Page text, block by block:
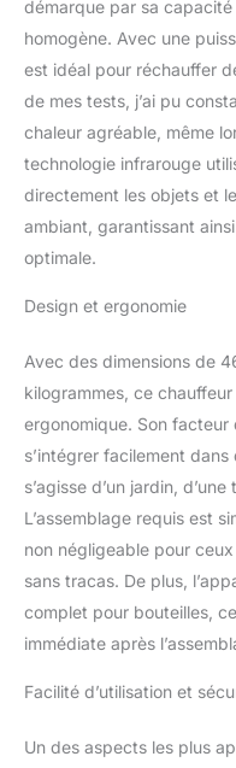
démarque par sa
homogène. Avec une
est idéal pour réchauffer
de mes tests, j’ai pu
chaleur agréable, même
technologie infrarouge
directement les objets et
ambiant, garantissant
optimale.
Design et ergonomie
Avec des dimensions de
kilogrammes, ce
ergonomique. Son
s’intégrer facilement
s’agisse d’un jardin,
L’assemblage requis est
non négligeable pour
sans tracas. De plus,
complet pour bouteilles,
immédiate après
Facilité d’utilisation et
Un des aspects les plus